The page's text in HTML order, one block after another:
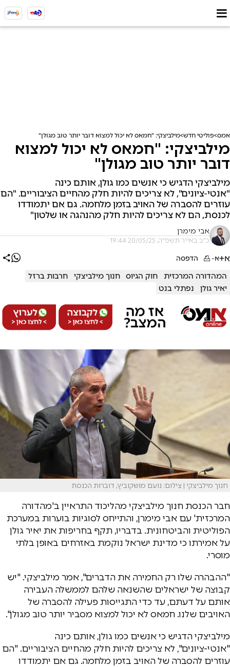
אמס פוליטי חדש מילביצקי: "חמאס לא יכול למצוא דובר יותר טוב מגולן"
מילביצקי: "חמאס לא יכול למצוא
דובר יותר טוב מגולן"
מילביצקי הדגיש כי אנשים כמו גולן, אותם כינה
"אנטי-ציונים", לא צריכים להיות חלק מהחיים הציבוריים. "הם
עוזרים להסברה של האויב בזמן מלחמה. גם אם יתמודדו
לכנסת, הם לא צריכים להיות חלק מהנהגה או שלטון"
אבי מימרן
כ"ב באייר תשפ"ה, 20/05/25 19:44
א+א- הדפסה
המהדורה המרכזית חוק הגיוס חנוך מילביצקי
חרבות ברזל
יאיר גולן
נפתלי בנט
חנוך מילביצקי | צילום: נועם מושקוביץ, דוברות הכנסת
חבר הכנסת חנוך מילביצקי מהליכוד התראיין ב'מהדורה
המרכזית' עם אבי מימרן, והתייחס לסוגיות בוערות במערכת
הפוליטית והביטחונית. בדבריו, תקף בחריפות את יאיר גולן
על אמירתו כי מדינת ישראל נוקמת באזרחים באופן בלתי
מוסרי.
"ההבהרה שלו רק החמירה את הדברים", אמר מילביצקי. "יש
קבוצה של ישראלים שהשנאה שלהם לממשלה העבירה
אותם על דעתם, עד כדי התגייסות פעילה להסברה של
האויבים שלנו. חמאס לא יכול למצוא מסביר יותר טוב מגולן".
מילביצקי הדגיש כי אנשים כמו גולן, אותם כינה
"אנטי-ציונים", לא צריכים להיות חלק מהחיים הציבוריים. "הם
עוזרים להסברה של האויב בזמן מלחמה. גם אם יתמודדו